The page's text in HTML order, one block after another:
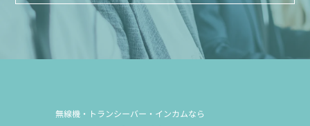
無線機・トランシーバー・インカムなら